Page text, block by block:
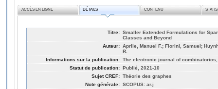
ACCÈS EN LIGNE DÉTAILS CONTENU
Titre: Smaller Extended Formulations for
Classes and Beyond
Auteur: Aprile, Manuel F.; Fiorini, Samuel;
R.
Informations sur la publication: The electronic journal of combinatorics,
Statut de publication: Publié, 2021-10
Sujet CREF: Théorie des graphes
Note générale: SCOPUS: ar.j